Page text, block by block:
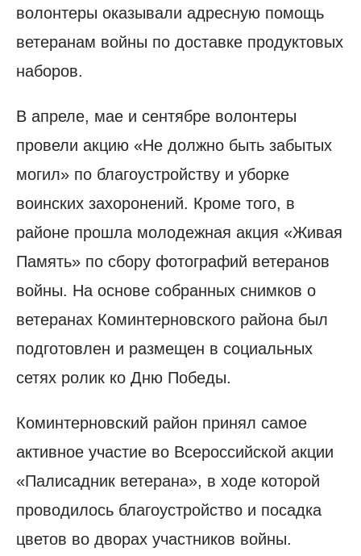
волонтеры оказывали адресную помощь
ветеранам войны по доставке продуктовых
наборов.
В апреле, мае и сентябре волонтеры
провели акцию «Не должно быть забытых
могил» по благоустройству и уборке
воинских захоронений. Кроме того, в
районе прошла молодежная акция «Живая
Память» по сбору фотографий ветеранов
войны. На основе собранных снимков о
ветеранах Коминтерновского района был
подготовлен и размещен в социальных
сетях ролик ко Дню Победы.
Коминтерновский район принял самое
активное участие во Всероссийской акции
«Палисадник ветерана», в ходе которой
проводилось благоустройство и посадка
цветов во дворах участников войны.